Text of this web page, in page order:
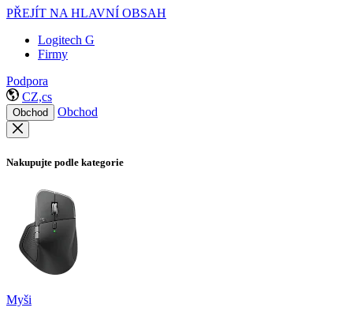
PŘEJÍT NA HLAVNÍ OBSAH
Logitech G
Firmy
Podpora
CZ,cs
Obchod Obchod
Nakupujte podle kategorie
Myši